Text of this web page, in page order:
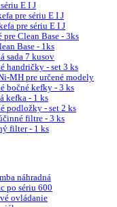
E I J
pre sériu E I J
pre sériu E I J
Clean Base - 3ks
Base - 1ks
sada 7 kusov
handričky - set 3 ks
MH pre určené modely
bočné kefky - 3 ks
kefka - 1 ks
podložky - set 2 ks
filtre - 3 ks
filter - 1 ks
náhradná
po sériu 600
ovládanie